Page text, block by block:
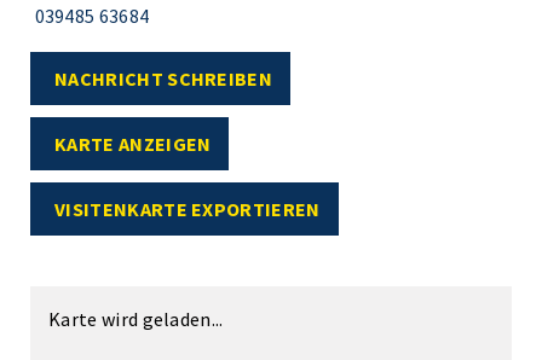
039485 63684
NACHRICHT SCHREIBEN
KARTE ANZEIGEN
VISITENKARTE EXPORTIEREN
Karte wird geladen...